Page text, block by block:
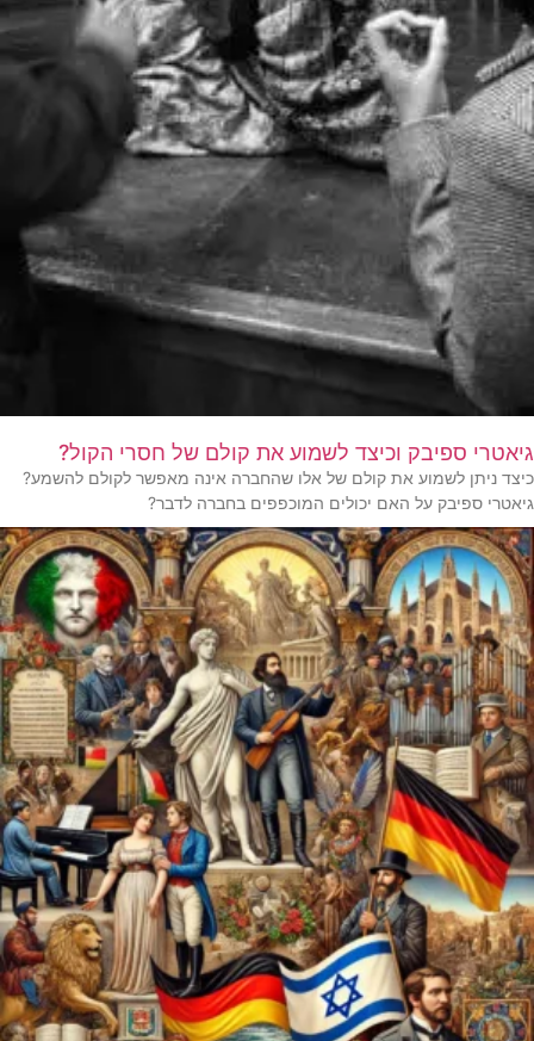
גיאטרי ספיבק וכיצד לשמוע את קולם של חסרי הקול?
כיצד ניתן לשמוע את קולם של אלו שהחברה אינה מאפשר לקולם להשמע?
גיאטרי ספיבק על האם יכולים המוכפפים בחברה לדבר?